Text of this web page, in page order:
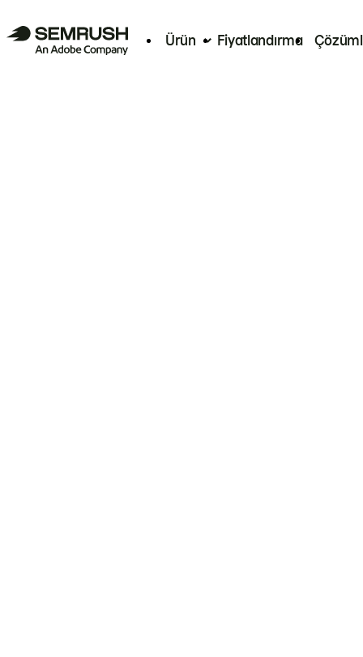
Ürün Fiyatlandırma